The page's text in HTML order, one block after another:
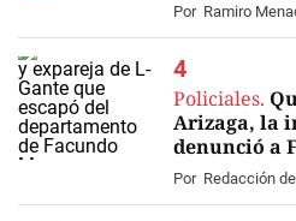
Por Ramiro
Policiales.
Arizaga, la
denunció a
Por Redacción